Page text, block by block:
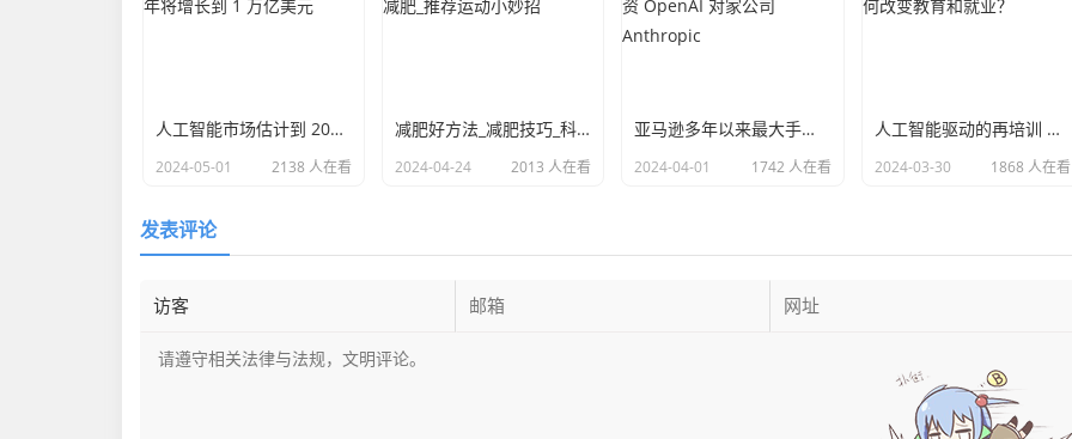
人工智能市场估计到 2030 年将增长到 1 万亿美元
2024-05-01 2138 人在看
减肥好方法_减肥技巧_科学减肥_推荐运动小妙招
2024-04-24 2013 人在看
亚马逊多年以来最大手笔投资 OpenAI 对家公司 Anthropic
2024-04-01 1742 人在看
人工智能驱动的再培训 如何改变教育和就业？
2024-03-30 1868 人在看
发表评论